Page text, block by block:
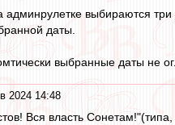
админрулетке выбираются
даты.
выбранные даты не
2024 14:48
Вся власть Сонетам!"(типа,